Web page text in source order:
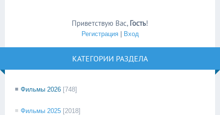
Приветствую Вас, Гость!
Регистрация| Вход
КАТЕГОРИИ РАЗДЕЛА
Фильмы 2026 [748]
Фильмы 2025 [2018]